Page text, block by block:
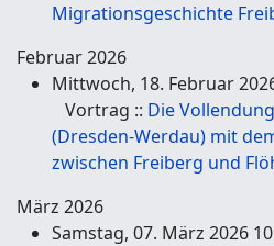
Migrationsgeschichte
Februar 2026
Mittwoch, 18. Februar
Vortrag :: Die
(Dresden-Werdau) mit
zwischen Freiberg und
März 2026
Samstag, 07. März 2026